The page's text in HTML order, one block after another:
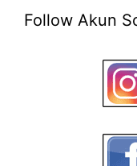
Follow Akun